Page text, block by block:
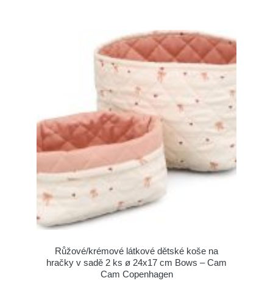
Růžové/krémové látkové dětské koše na
hračky v sadě 2 ks ø 24x17 cm Bows – Cam
Cam Copenhagen